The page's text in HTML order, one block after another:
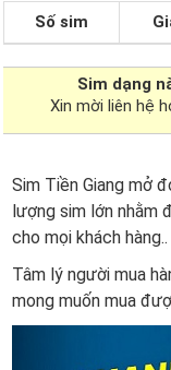
Số sim
Sim dạng
Xin mời liên hệ
Sim Tiền Giang mở
lượng sim lớn nhằm
cho mọi khách hàng..
Tâm lý người mua
mong muốn mua